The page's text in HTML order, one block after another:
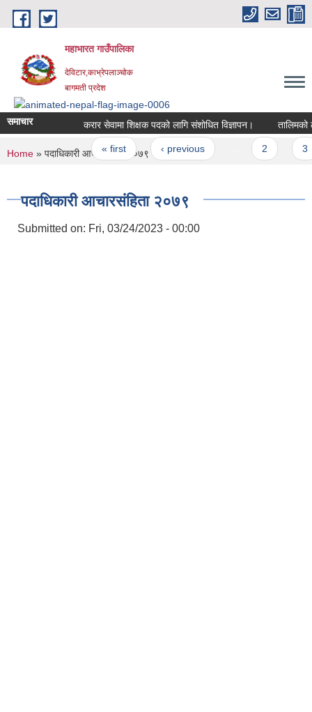
Skip to main content
महाभारत गाउँपालिका
देविटार,काभ्रेपलाञ्चोक
बागमती प्रदेश
समाचार करार सेवामा शिक्षक पदको लागि संशोधित विज्ञापन। तालिमको
Pages
« first ‹ previous
You are here
Home » पदाधिकारी आचारसंहिता २०७९
पदाधिकारी आचारसंहिता २०७९
Submitted on: Fri, 03/24/2023 - 00:00